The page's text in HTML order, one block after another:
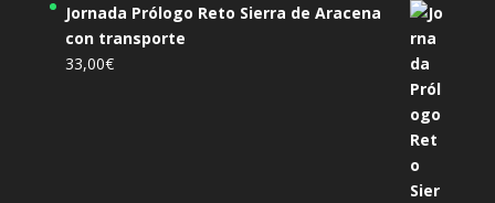
Jornada Prólogo Reto Sierra de Aracena
con transporte
33,00€